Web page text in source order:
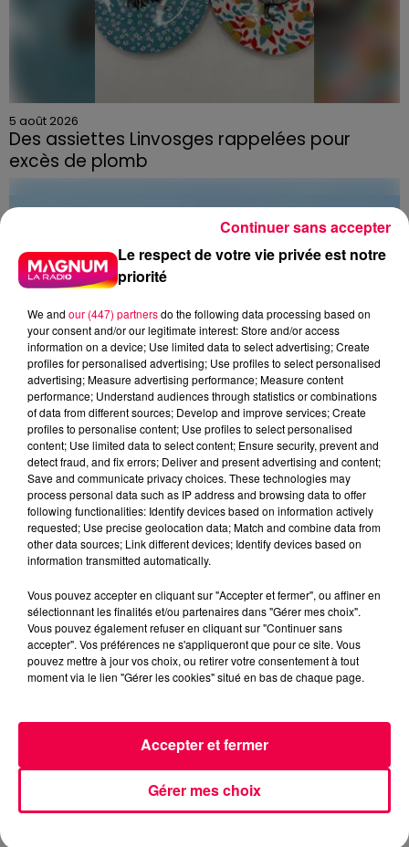
5 août 2026
Des assiettes Linvosges rappelées pour
excès de plomb
Du plomb a été détecté dans deux assiettes en
céramique vendues entre 2020 et 2022 par Linvosges.
3 août 2026
PRÉVIFEUX : "il faut avoir une culture du risque"
dans les Vosges
Le respect de votre vie privée est notre
priorité
We and our (447) partnersdo the following data processing based on
your consent and/or our legitimate interest: Store and/or access
information on a device; Use limited data to select advertising; Create
profiles for personalised advertising; Use profiles to select personalised
advertising; Measure advertising performance; Measure content
performance; Understand audiences through statistics or combinations
of data from different sources; Develop and improve services; Create
profiles to personalise content; Use profiles to select personalised
content; Use limited data to select content; Ensure security, prevent and
detect fraud, and fix errors; Deliver and present advertising and content;
Save and communicate privacy choices. These technologies may
process personal data such as IP address and browsing data to offer
following functionalities: Identify devices based on information actively
requested; Use precise geolocation data; Match and combine data from
other data sources; Link different devices; Identify devices based on
information transmitted automatically.
Vous pouvez accepter en cliquant sur "Accepter et fermer", ou affiner en
sélectionnant les finalités et/ou partenaires dans "Gérer mes choix".
Vous pouvez également refuser en cliquant sur "Continuer sans
accepter". Vos préférences ne s'appliqueront que pour ce site. Vous
pouvez mettre à jour vos choix, ou retirer votre consentement à tout
moment via le lien "Gérer les cookies" situé en bas de chaque page.
Gérer mes choix
Accepter et fermer
Continuer sans accepter